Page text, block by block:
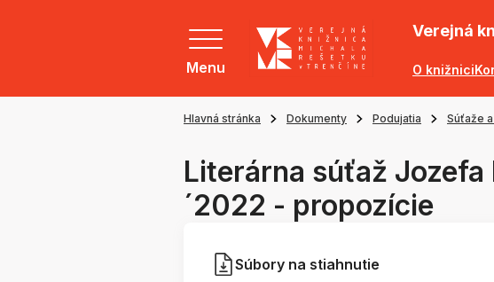
Menu
Verejná
O knižnici
Hlavná stránka Dokumenty Podujatia Súťaže
Literárna súťaž Jozefa
´2022 - propozície
Súbory na stiahnutie